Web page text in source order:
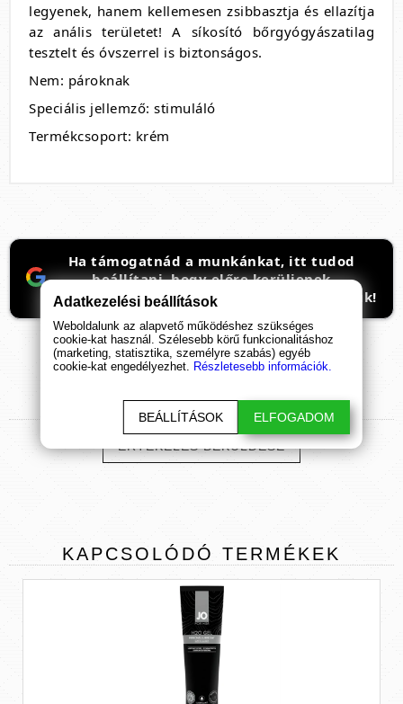
legyenek, hanem kellemesen zsibbasztja és ellazítja
az anális területet! A síkosító bőrgyógyászatilag
tesztelt és óvszerrel is biztonságos.
Nem: pároknak
Speciális jellemző: stimuláló
Termékcsoport: krém
Ha támogatnád a munkánkat, itt tudod
beállítani, hogy előre kerüljenek
ismeretterjesztő cikkeink. Hálásan köszönjük!
TERMÉK ÉRTÉKELÉSEK
ÉRTÉKELÉS BEKÜLDÉSE
KAPCSOLÓDÓ TERMÉKEK
Adatkezelési beállítások
Weboldalunk az alapvető működéshez szükséges
cookie-kat használ. Szélesebb körű funkcionalitáshoz
(marketing, statisztika, személyre szabás) egyéb
cookie-kat engedélyezhet. Részletesebb információk.
BEÁLLÍTÁSOK ELFOGADOM